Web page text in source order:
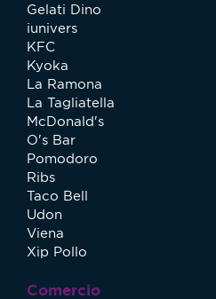
Gelati Dino
iunivers
KFC
Kyoka
La Ramona
La Tagliatella
McDonald's
O's Bar
Pomodoro
Ribs
Taco Bell
Udon
Viena
Xip Pollo
Comercio